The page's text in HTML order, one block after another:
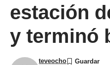
estación
y terminó
teveocho